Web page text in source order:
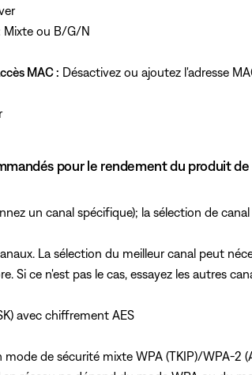
Mixte ou B/G/N
MAC : Désactivez ou ajoutez l'adresse
pour le rendement du produit de
un canal spécifique); la sélection de
La sélection du meilleur canal peut
Si ce n'est pas le cas, essayez les autres
avec chiffrement AES
de sécurité mixte WPA (TKIP)/WPA-2